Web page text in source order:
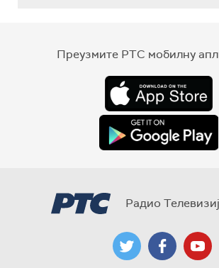
Преузмите РТС мобилну
Радио